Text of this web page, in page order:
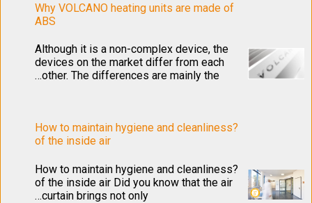
Why VOLCANO heating units are made of
ABS
Although it is a non-complex device, the
devices on the market differ from each
other. The differences are mainly the…
?How to maintain hygiene and cleanliness
of the inside air
?How to maintain hygiene and cleanliness
of the inside air Did you know that the air
curtain brings not only…